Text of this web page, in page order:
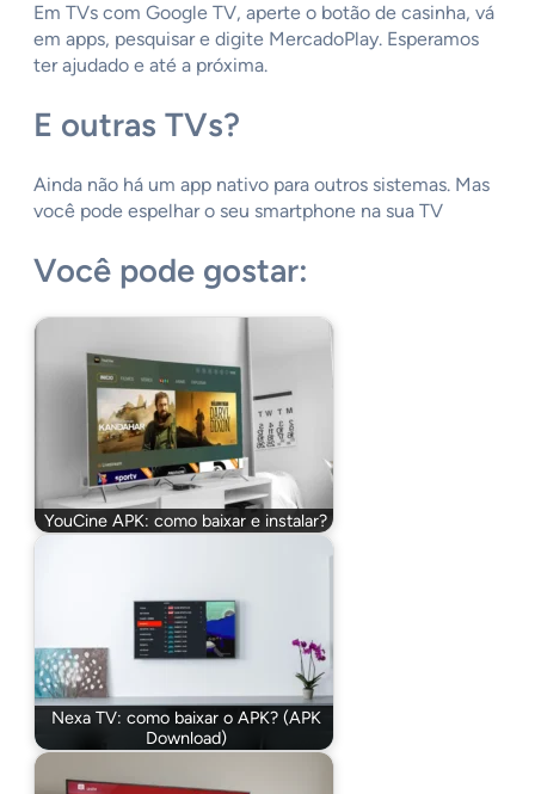
Em TVs com Google TV, aperte o botão de casinha, vá
em apps, pesquisar e digite MercadoPlay. Esperamos
ter ajudado e até a próxima.
E outras TVs?
Ainda não há um app nativo para outros sistemas. Mas
você pode espelhar o seu smartphone na sua TV
Você pode gostar:
YouCine APK: como baixar e instalar?
Nexa TV: como baixar o APK? (APK
Download)